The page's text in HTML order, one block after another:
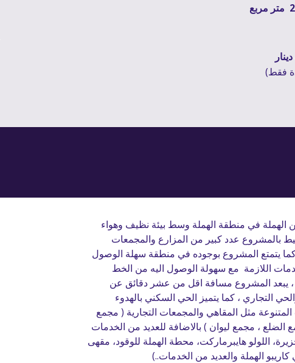
متر مربع
فقط)
الهملة والعديد من الخدمات..)